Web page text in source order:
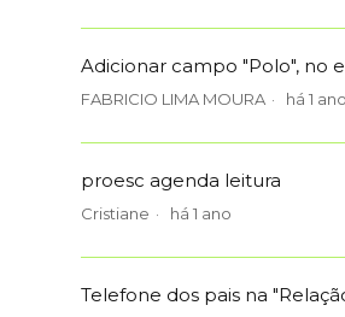
Adicionar campo "Polo", no
FABRICIO LIMA MOURA há 1 ano
proesc agenda leitura
Cristiane há 1 ano
Telefone dos pais na